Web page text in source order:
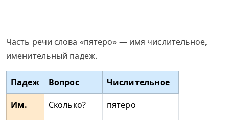
Часть речи слова «пятеро» — имя числительное,
именительный падеж.
Падеж Вопрос
Числительное
Им.
Сколько?
пятеро